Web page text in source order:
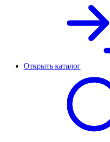
Открыть каталог